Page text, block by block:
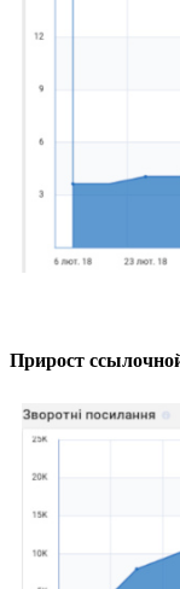
Прирост